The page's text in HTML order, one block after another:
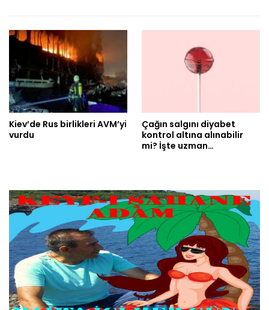
Kiev’de Rus birlikleri AVM’yi
vurdu
Çağın salgını diyabet
kontrol altına alınabilir
mi? İşte uzman…